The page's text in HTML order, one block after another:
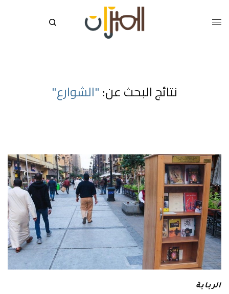
نتائج البحث عن: "الشوارع"
الربابة